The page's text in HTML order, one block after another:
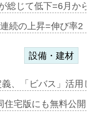
総じて低下=6月か
続の上昇=伸び率
設備・建材
、「ビバス」活
住宅版にも無料公